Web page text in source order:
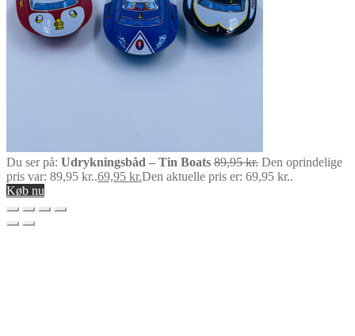
Du ser på: Udrykningsbåd – Tin Boats 89,95kr. Den oprindelige
pris var: 89,95 kr..69,95 kr.Den aktuelle pris er: 69,95 kr..
Køb nu